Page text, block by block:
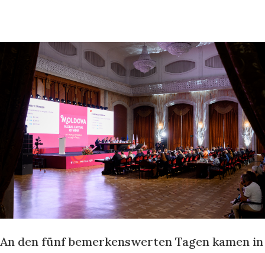
An den fünf bemerkenswerten Tagen kamen in